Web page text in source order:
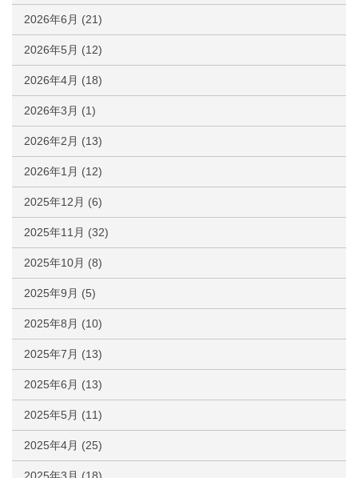
2026年6月 (21)
2026年5月 (12)
2026年4月 (18)
2026年3月 (1)
2026年2月 (13)
2026年1月 (12)
2025年12月 (6)
2025年11月 (32)
2025年10月 (8)
2025年9月 (5)
2025年8月 (10)
2025年7月 (13)
2025年6月 (13)
2025年5月 (11)
2025年4月 (25)